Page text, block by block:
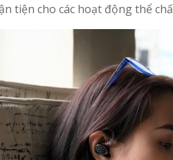
tiện cho các hoạt động thể